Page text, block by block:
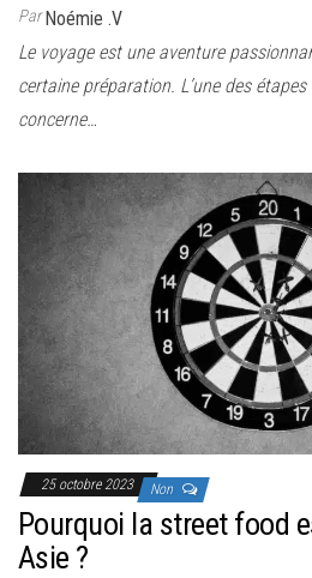
Par Noémie .V
Le voyage est une aventure
certaine préparation. L’une des
concerne…
25 octobre 2023 Non
Pourquoi la street food
Asie ?